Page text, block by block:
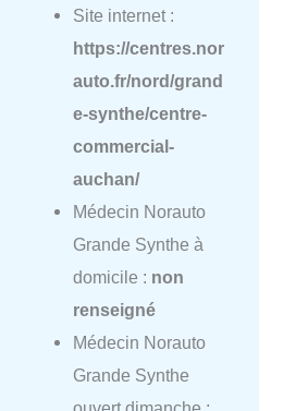
Site internet :
https://centres.nor
auto.fr/nord/grand
e-synthe/centre-
commercial-
auchan/
Médecin Norauto
Grande Synthe à
domicile : non
renseigné
Médecin Norauto
Grande Synthe